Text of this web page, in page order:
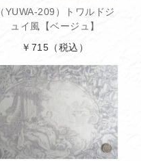
（YUWA-209）トワルドジ
ュイ風【ベージュ】
￥715 （税込）